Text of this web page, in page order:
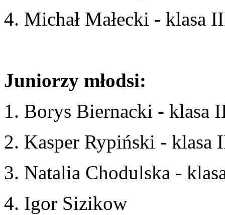
4. Michał Małecki - klasa
Juniorzy młodsi:
1. Borys Biernacki - klasa
2. Kasper Rypiński - klasa
3. Natalia Chodulska -
4. Igor Sizikow